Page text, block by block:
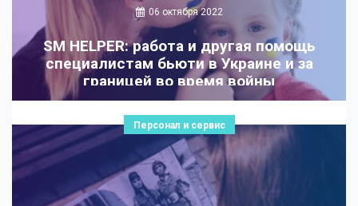
06 октября 2022
SM HELPER: работа и другая помощь
специалистам бьюти в Украине и за
границей во время войны
Персонал и сервис